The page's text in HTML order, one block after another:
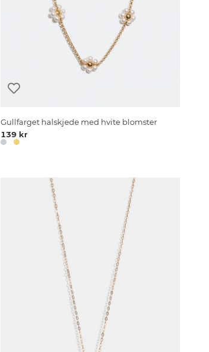
Gullfarget halskjede med hvite blomster
139 kr